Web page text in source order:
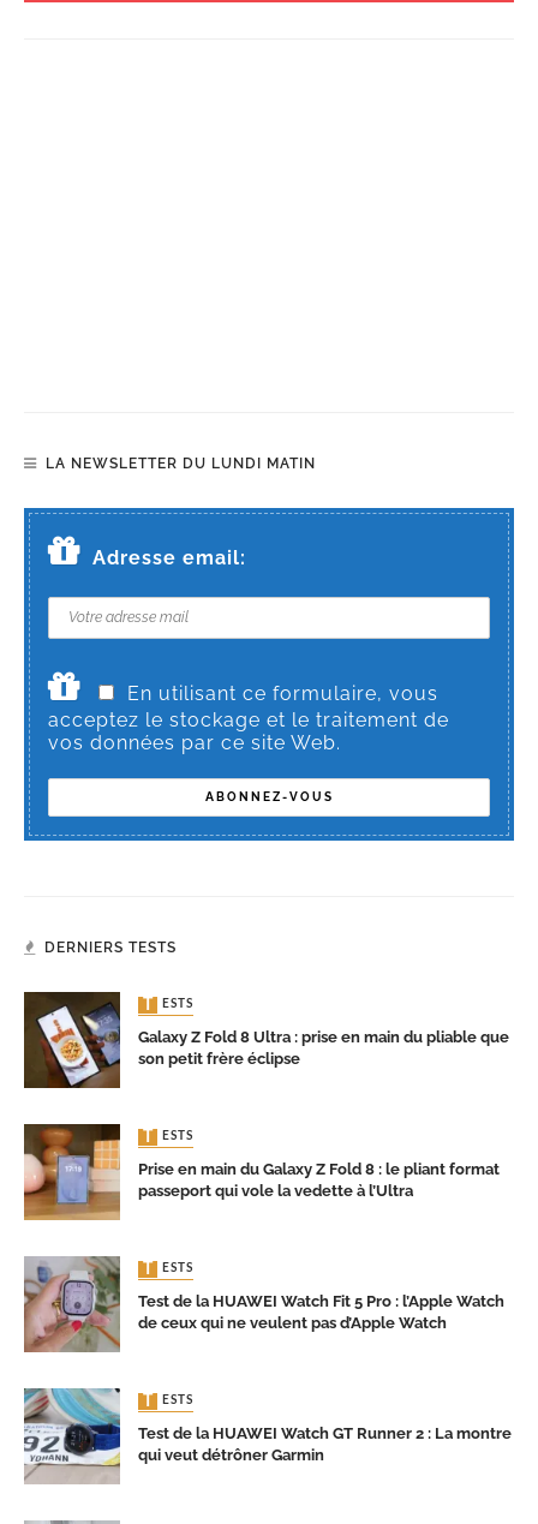
LA NEWSLETTER DU LUNDI MATIN
Adresse email:
En utilisant ce formulaire, vous
acceptez le stockage et le traitement de
vos données par ce site Web.
DERNIERS TESTS
TESTS
Galaxy Z Fold 8 Ultra : prise en main du pliable que
son petit frère éclipse
TESTS
Prise en main du Galaxy Z Fold 8 : le pliant format
passeport qui vole la vedette à l’Ultra
TESTS
Test de la HUAWEI Watch Fit 5 Pro : l’Apple Watch
de ceux qui ne veulent pas d’Apple Watch
TESTS
Test de la HUAWEI Watch GT Runner 2 : La montre
qui veut détrôner Garmin